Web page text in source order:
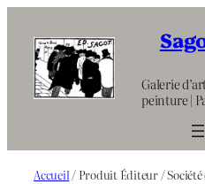
contenu
Galerie
peinture |
Accueil / Produit Éditeur / Société